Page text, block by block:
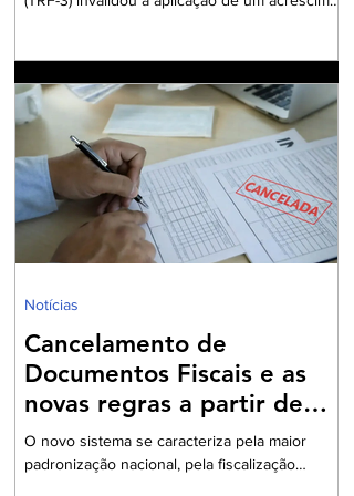
relator Wilson Zauhy estabeleceu que o
aumento do ônus tributário, estabelecido por
lei sancionada no último ano, fere preceitos da
Constituição Federal. O cerne da questão
jurídica reside na nova classificação do lucro
presumido como benefício fiscal, o que
fundament
Cancelamento de
Documentos Fiscais e as
novas regras a partir de
2026
O novo sistema se caracteriza pela maior
padronização nacional, pela fiscalização
Notícias